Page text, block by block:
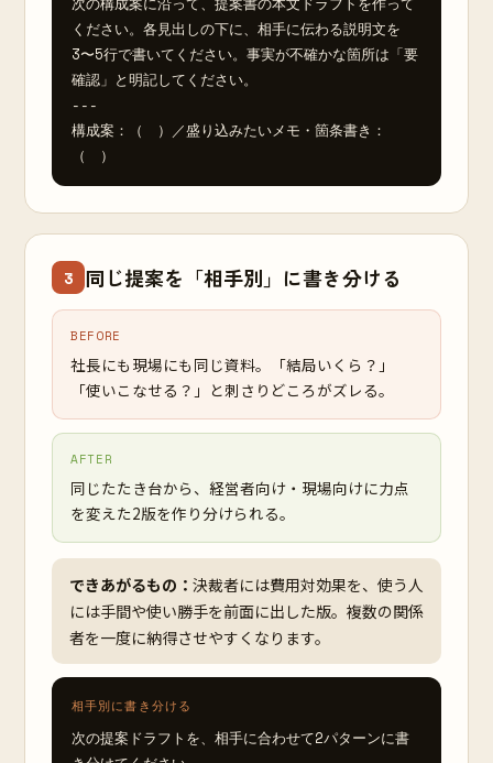
ください。各見出しの下に、相手に伝わる説明文を
3〜5行で書いてください。事実が不確かな箇所は「要
確認」と明記してください。
---
構成案：（　）／盛り込みたいメモ・箇条書き：
（　）
3 同じ提案を「相手別」に書き分ける
BEFORE
社長にも現場にも同じ資料。「結局いくら？」
「使いこなせる？」と刺さりどころがズレる。
AFTER
同じたたき台から、経営者向け・現場向けに力点
を変えた2版を作り分けられる。
できあがるもの： 決裁者には費用対効果を、使う人
には手間や使い勝手を前面に出した版。複数の関係
者を一度に納得させやすくなります。
相手別に書き分ける
次の提案ドラフトを、相手に合わせて2パターンに書